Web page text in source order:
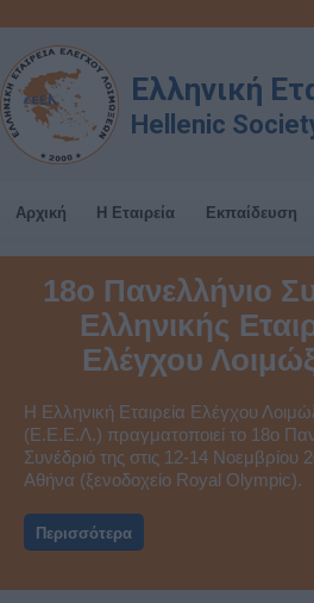
Ελληνική
Hellenic
Αρχική Η Εταιρεία Εκπαίδευση
18ο Πανελλήνιο
Ελληνικής
Ελέγχου
H Ελληνική Εταιρεία Ελέγχου
(Ε.Ε.Ε.Λ.) πραγματοποιεί το 18ο
Συνέδριό της στις 12-14 Νοεμβρίου
Αθήνα (ξενοδοχείο Royal Olympic).
Περισσότερα